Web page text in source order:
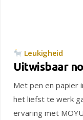
Leukigheid
Uitwisbaar
Met pen en papier
het liefst te werk
ervaring met